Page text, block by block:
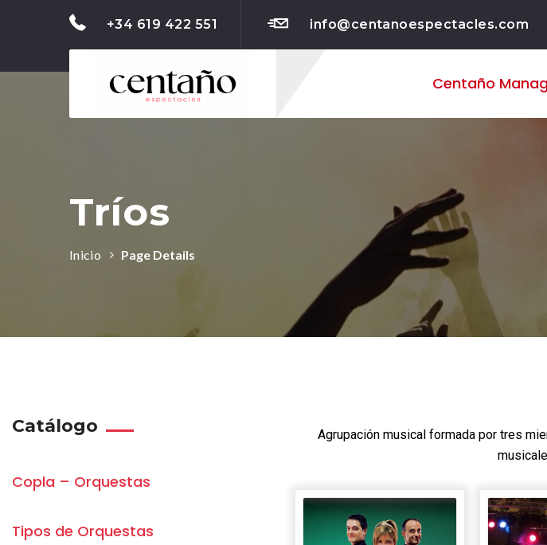
+34 619 422 551 info@centanoespectacles.com
Centaño
Tríos
Inicio Page Details
Agrupación musical formada por tres
Catálogo
Copla – Orquestas
Tipos de Orquestas